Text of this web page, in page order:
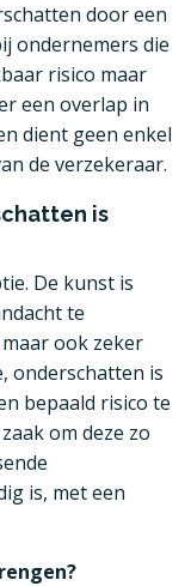
door een
ondernemers die
risico maar
een overlap in
dient geen enkel
de verzekeraar.
is
De kunst is
te
ook zeker
onderschatten is
bepaald risico te
om deze zo
is, met een